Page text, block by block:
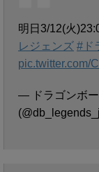
明日3/12(火
レジェンズ #ド
pic.twitter.com/
— ドラゴンボ